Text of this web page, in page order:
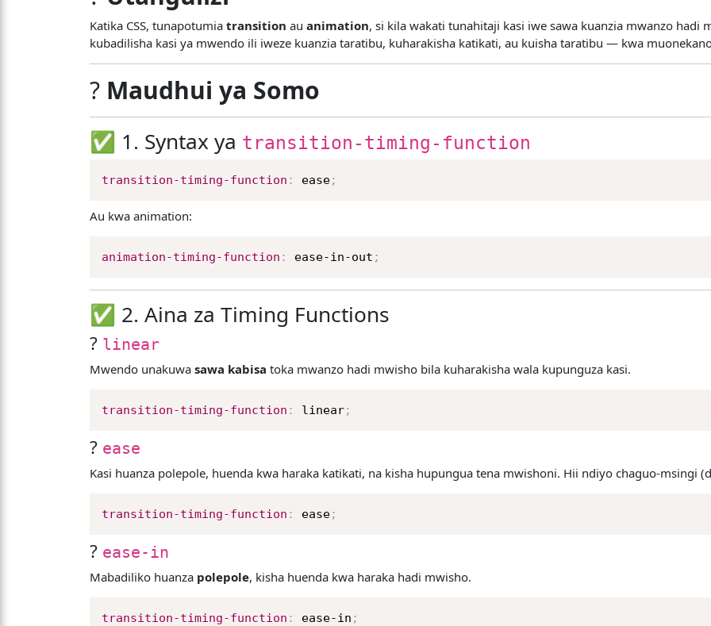
Katika CSS, tunapotumiatransition auanimation, si kila wakati tunahitaji kasi iwe sawa kuanzia mwanzo hadi
kubadilisha kasi ya mwendo ili iweze kuanzia taratibu, kuharakisha katikati, au kuisha taratibu — kwa
? Maudhui ya Somo
✅ 1. Syntax ya transition-timing-function
transition-timing-function : ease;
Au kwa animation:
animation-timing-function : ease-in-out ;
✅ 2. Aina za Timing Functions
? linear
Mwendo unakuwasawa kabisa toka mwanzo hadi mwisho bila kuharakisha wala kupunguza kasi.
transition-timing-function : linear;
? ease
Kasi huanza polepole, huenda kwa haraka katikati, na kisha hupungua tena mwishoni. Hii ndiyo chaguo-msingi
transition-timing-function : ease;
? ease-in
Mabadiliko huanza polepole, kisha huenda kwa haraka hadi mwisho.
transition-timing-function : ease-in ;